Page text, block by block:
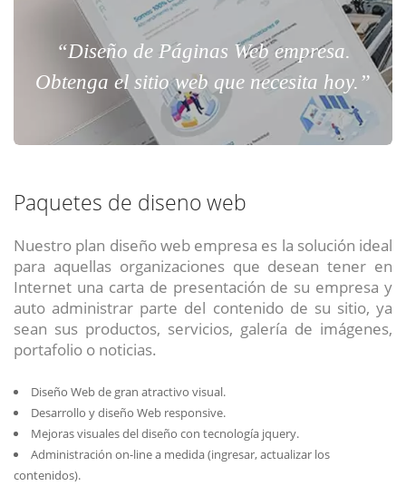
“Diseño de Páginas Web empresa.
Obtenga el sitio web que necesita hoy.”
Paquetes de diseno web
Nuestro plan diseño web empresa es la solución ideal
para aquellas organizaciones que desean tener en
Internet una carta de presentación de su empresa y
auto administrar parte del contenido de su sitio, ya
sean sus productos, servicios, galería de imágenes,
portafolio o noticias.
Diseño Web de gran atractivo visual.
Desarrollo y diseño Web responsive.
Mejoras visuales del diseño con tecnología jquery.
Administración on-line a medida (ingresar, actualizar los
contenidos).